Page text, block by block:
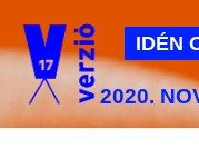
IDÉN
2020.